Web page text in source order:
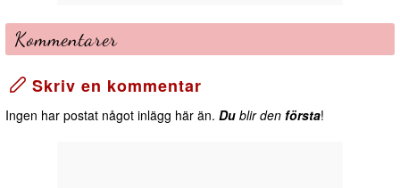
Kommentarer
Skriv en kommentar
Ingen har postat något inlägg här än. Du blir den första!